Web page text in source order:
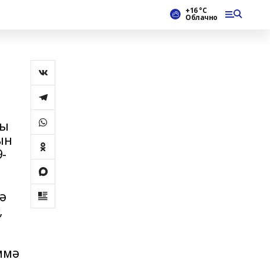
+16 °С
Облачно